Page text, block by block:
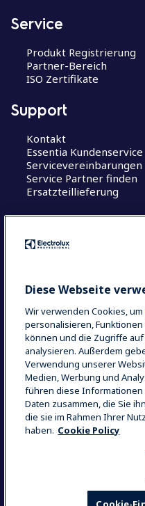
Service
Produkt Registrierung
Partner-Bereich
ISO Zertifikate
Support
Kontakt
Essentia Kundenservice
Servicevereinbarungen
Service Partner finden
Ersatzteillieferung
Wissenswertes
Centers of Excellence
COUNTRY
IHRE
Datenschutzerklärung
Impressum
Allgemeine
Diese Webseite
Wir verwenden Cookies,
personalisieren,
können und die Zugriffe
analysieren. Außerdem
Verwendung unserer
Medien, Werbung und
führen diese
Daten zusammen, die Sie
die sie im Rahmen Ihrer
haben. Cookie Policy